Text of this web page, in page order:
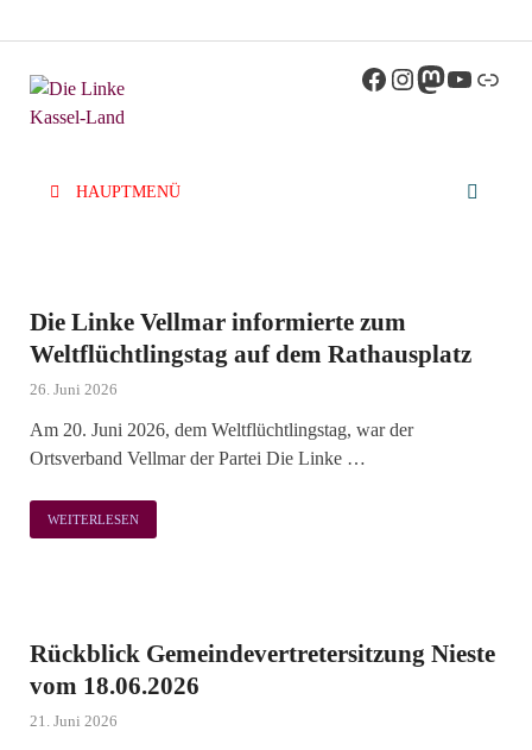
Kassel-Land
HAUPTMENÜ
Die Linke Vellmar informierte zum
Weltflüchtlingstag auf dem Rathausplatz
26. Juni 2026
Am 20. Juni 2026, dem Weltflüchtlingstag, war der
Ortsverband Vellmar der Partei Die Linke …
WEITERLESEN
Rückblick Gemeindevertretersitzung Nieste
vom 18.06.2026
21. Juni 2026